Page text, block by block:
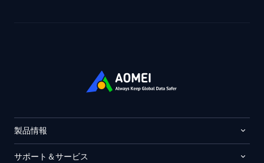
製品情報
サポート＆サービス